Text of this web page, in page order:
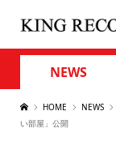
NEWS
HOME NEWS
い部屋」公開